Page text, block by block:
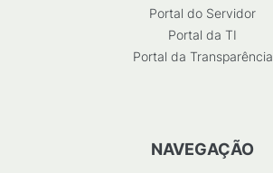
Portal do Servidor
Portal da TI
Portal da Transparência
NAVEGAÇÃO